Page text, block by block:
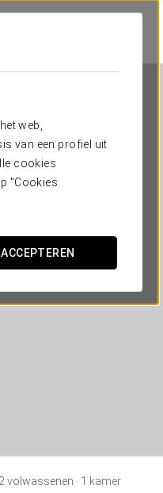
web,
van een profiel uit
cookies
"Cookies
ACCEPTEREN
CDMX
2 volwassenen 1 kamer